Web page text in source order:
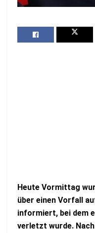
Heute Vormittag
über einen Vorfall
informiert, bei dem
verletzt wurde.